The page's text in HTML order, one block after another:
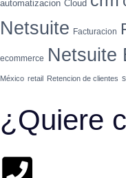
automatizacion Cloud
Netsuite Facturacion
ecommerce Netsuite
México retail Retencion de clientes
¿Quiere